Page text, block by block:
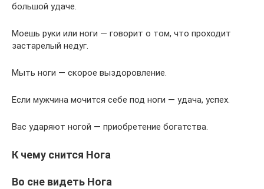
большой удаче.
Моешь руки или ноги — говорит о том, что проходит
застарелый недуг.
Мыть ноги — скорое выздоровление.
Если мужчина мочится себе под ноги — удача, успех.
Вас ударяют ногой — приобретение богатства.
К чему снится Нога
Во сне видеть Нога